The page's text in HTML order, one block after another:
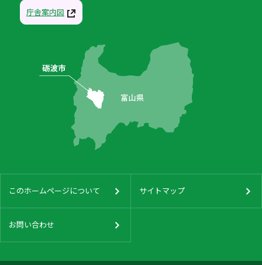
庁舎案内図
このホームページについて サイトマップ
お問い合わせ